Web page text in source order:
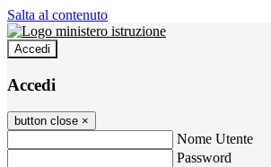
Salta al contenuto
Accedi
Accedi
button close ×
Nome Utente
Password